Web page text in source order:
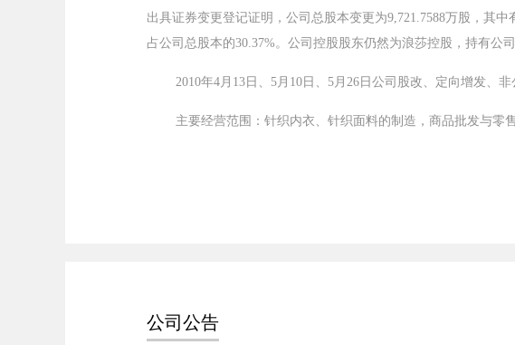
出具证券变更登记证明，公司总股本变更为9,721.7588万股，其
占公司总股本的30.37%。公司控股股东仍然为浪莎控股，持有公
2010年4月13日、5月10日、5月26日公司股改、定向增发、
主要经营范围：针织内衣、针织面料的制造，商品批发与零
公司公告